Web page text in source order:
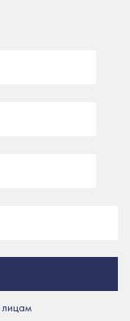
лицам